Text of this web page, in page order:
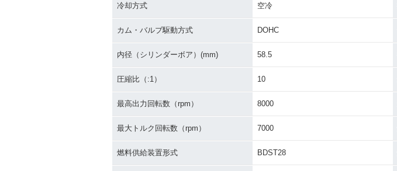
冷却方式 空冷
カム・バルブ駆動方式 DOHC
内径（シリンダーボア）(mm) 58.5
圧縮比（:1） 10
最高出力回転数（rpm） 8000
最大トルク回転数（rpm） 7000
燃料供給装置形式 BDST28